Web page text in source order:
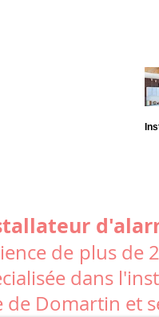
de plus de
dans
de Domartin et